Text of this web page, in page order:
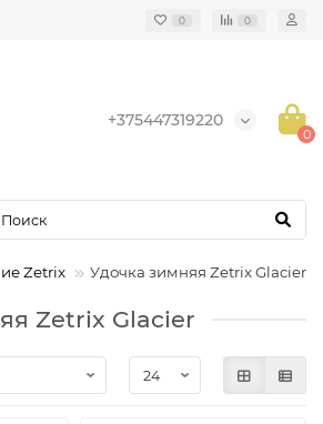
0 0
+375447319220
0
Zetrix Удочка зимняя Zetrix Glacier
Zetrix Glacier